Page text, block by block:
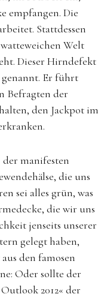
empfangen. Die
Stattdessen
Welt
Dieser Hirndefekt
Er führt
Befragten der
den Jackpot im
manifesten
die uns
sei alles grün, was
die wir uns
jenseits unserer
gelegt haben,
den famosen
Oder sollte der
2012« der